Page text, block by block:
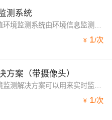
测系统
¥ 1/次
方案（带摄像头）
建大仁科气象环境监测解决方案可以用来实时监测生态环境中的气象环境因子，为人们实时了解环境的天气状况和生态舒适度指标等气象数据提供准确、系统的资料。同时为满足不同行业的不同需求，建大仁科气象监测系统进行产品升级，可连接海康摄像头，满足用户实时查看环境的功能。
¥ 1/次